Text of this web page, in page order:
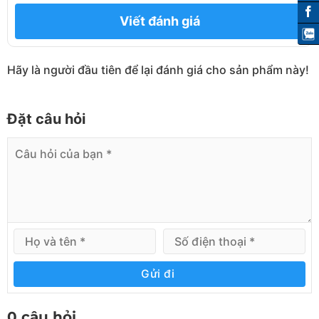
Lưu ý khi chọn mua kệ hạng nặng
Lưu ý về tải trọng của kệ
Những chiếc kệ hạng nặng có khả năng chịu tải cao
Viết đánh giá
Hãy là người đầu tiên để lại đánh giá cho sản phẩm này!
Đặt câu hỏi
Gửi đi